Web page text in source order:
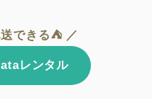
できる⛺ ／
レンタル